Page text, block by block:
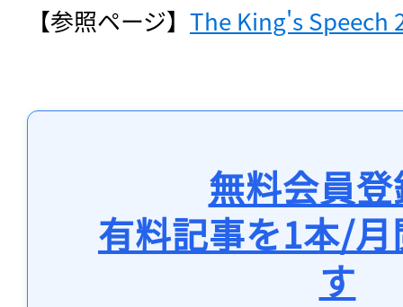
【参照ページ】 The King's Speech
無料会員
有料記事を1本/
す